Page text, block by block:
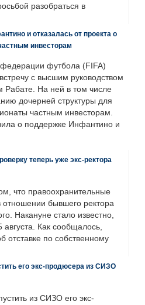
разобраться в
и отказалась от проекта о
инвесторам
футбола (FIFA)
с высшим руководством
Рабате. На ней в том числе
дочерней структуры для
частным инвесторам.
о поддержке Инфантино и
теперь уже экс-ректора
что правоохранительные
отношении бывшего ректора
Накануне стало известно,
августа. Как сообщалось,
отставке по собственному
его экс-продюсера из СИЗО
из СИЗО его экс-